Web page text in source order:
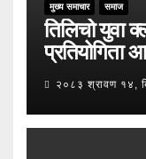
मुख्य समाचार समाज
तिलिचो युवा
प्रतियोगिता
२०८३ श्रावण १४,